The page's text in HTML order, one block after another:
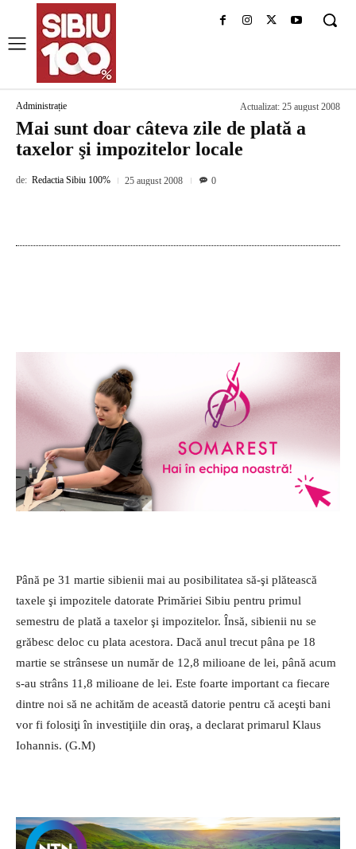
Administrație Actualizat: 25 august 2008
Mai sunt doar câteva zile de plată a
taxelor şi impozitelor locale
de: Redactia Sibiu 100% 25 august 2008 0
Până pe 31 martie sibienii mai au posibilitatea să-şi plătească
taxele şi impozitele datorate Primăriei Sibiu pentru primul
semestru de plată a taxelor şi impozitelor. Însă, sibienii nu se
grăbesc deloc cu plata acestora. Dacă anul trecut pâna pe 18
martie se strânsese un număr de 12,8 milioane de lei, până acum
s-au strâns 11,8 milioane de lei. Este foarte important ca fiecare
dintre noi să ne achităm de această datorie pentru că aceşti bani
vor fi folosiţi în investiţiile din oraş, a declarat primarul Klaus
Iohannis. (G.M)